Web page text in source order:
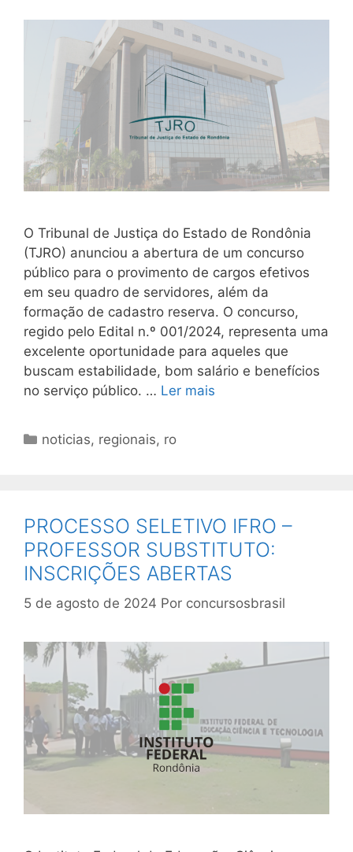
O Tribunal de Justiça do Estado de Rondônia
(TJRO) anunciou a abertura de um concurso
público para o provimento de cargos efetivos
em seu quadro de servidores, além da
formação de cadastro reserva. O concurso,
regido pelo Edital n.º 001/2024, representa uma
excelente oportunidade para aqueles que
buscam estabilidade, bom salário e benefícios
no serviço público. … Ler mais
Categorias
noticias, regionais, ro
PROCESSO SELETIVO IFRO –
PROFESSOR SUBSTITUTO:
INSCRIÇÕES ABERTAS
5 de agosto de 2024 Por concursosbrasil